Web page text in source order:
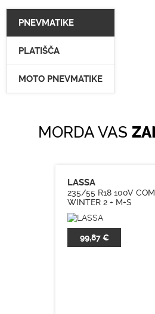
PNEVMATIKE
PLATIŠČA
MOTO PNEVMATIKE
MORDA VAS
LASSA
235/55 R18 100V
WINTER 2 + M+S
99,87 €